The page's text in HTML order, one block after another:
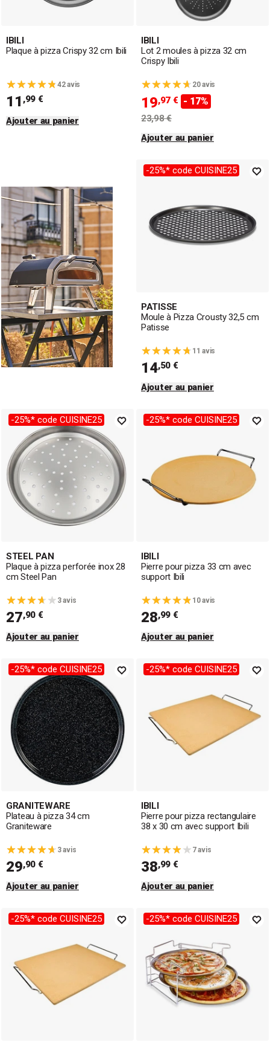
IBILI
Plaque à pizza Crispy 32 cm Ibili
42 avis
11 ,99 €
Ajouter au panier
IBILI
Lot 2 moules à pizza 32 cm
Crispy Ibili
20 avis
19,97 € - 17%
23,98 €
Ajouter au panier
Je découvre
-25%* code CUISINE25
PATISSE
Moule à Pizza Crousty 32,5 cm
Patisse
11 avis
14,50 €
Ajouter au panier
-25%* code CUISINE25
STEEL PAN
Plaque à pizza perforée inox 28
cm Steel Pan
3 avis
27,90 €
Ajouter au panier
-25%* code CUISINE25
IBILI
Pierre pour pizza 33 cm avec
support Ibili
10 avis
28,99 €
Ajouter au panier
-25%* code CUISINE25
GRANITEWARE
Plateau à pizza 34 cm
Graniteware
3 avis
29,90 €
Ajouter au panier
-25%* code CUISINE25
IBILI
Pierre pour pizza rectangulaire
38 x 30 cm avec support Ibili
7 avis
38,99 €
Ajouter au panier
-25%* code CUISINE25 -25%* code CUISINE25